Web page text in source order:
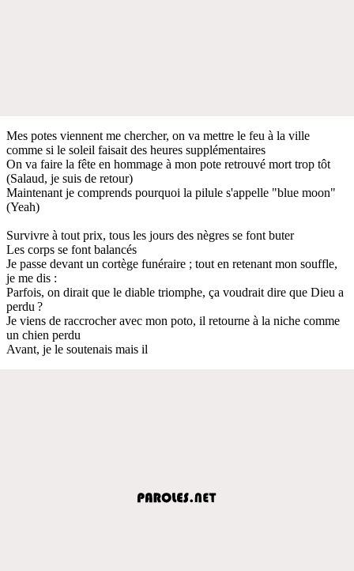
Mes potes viennent me chercher, on va mettre le feu à la ville
comme si le soleil faisait des heures supplémentaires
On va faire la fête en hommage à mon pote retrouvé mort trop tôt
(Salaud, je suis de retour)
Maintenant je comprends pourquoi la pilule s'appelle "blue moon"
(Yeah)
Survivre à tout prix, tous les jours des nègres se font buter
Les corps se font balancés
Je passe devant un cortège funéraire ; tout en retenant mon souffle,
je me dis :
Parfois, on dirait que le diable triomphe, ça voudrait dire que Dieu a
perdu ?
Je viens de raccrocher avec mon poto, il retourne à la niche comme
un chien perdu
Avant, je le soutenais mais il